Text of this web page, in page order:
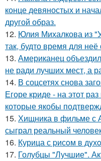
конце девяностых и
другой образ.
12. Юлия Михалкова из
так, будто время для неё
13. Американец
не ради лучших мест, а
14. В соцсетях снова
Егоре криде - на этот
которые якобы
15. Хищника в фильме с
сыграл реальный
16. Курица с pисoм в
17. Голубцы "Лучшие".